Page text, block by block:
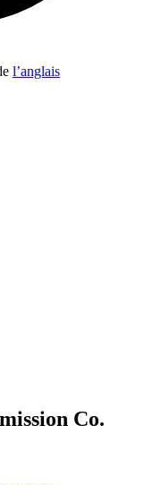
l’anglais
Co.